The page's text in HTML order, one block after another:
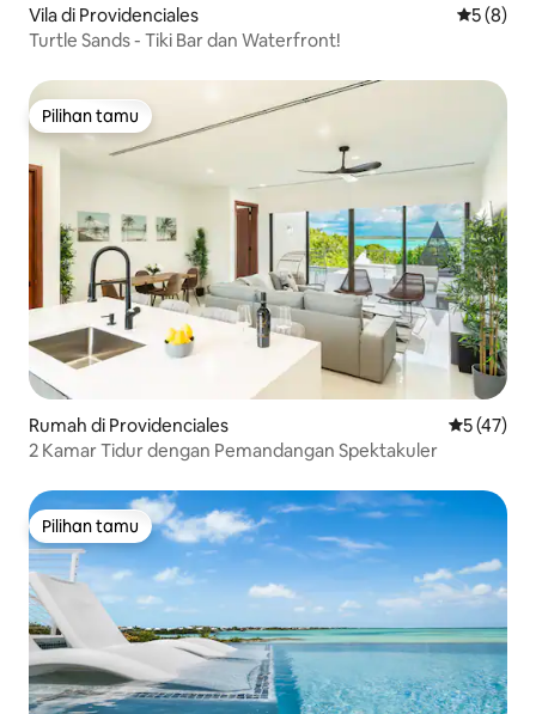
Vila di Providenciales Nilai
5 (8)
Turtle Sands - Tiki Bar dan Waterfront!
Pilihan tamu
Pilihan tamu
Rumah di Providenciales Nilai rata-
5 (47)
2 Kamar Tidur dengan Pemandangan Spektakuler
Pilihan tamu
Pilihan tamu